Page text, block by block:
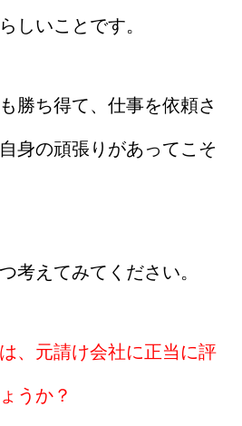
しいことです。
勝ち得て、仕事を依頼さ
身の頑張りがあってこそ
考えてみてください。
、元請け会社に正当に評
うか？